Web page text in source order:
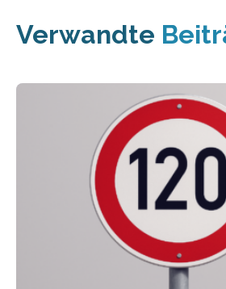
Verwandte